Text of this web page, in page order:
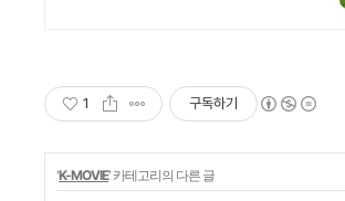
테이, 야외 바베큐
1 구독하기
'K-MOVIE' 카테고리의 다른 글